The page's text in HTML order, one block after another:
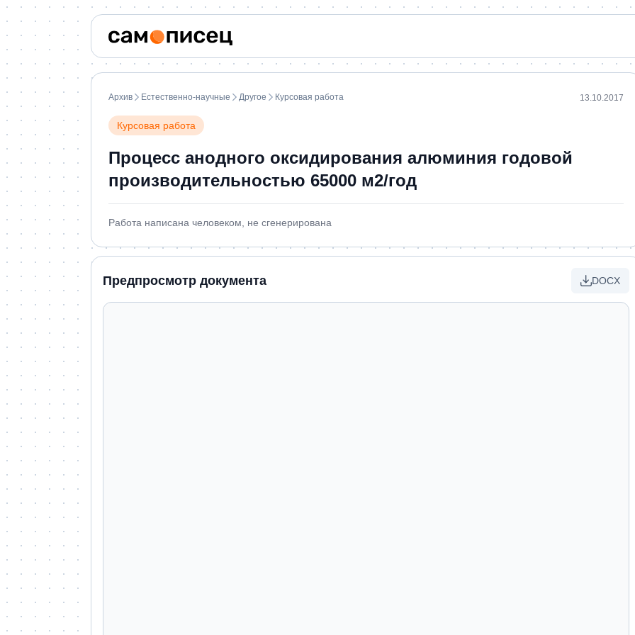
Архив Естественно-научные Другое Курсовая работа 13.10.2017
Курсовая работа
Процесс анодного оксидирования алюминия годовой
производительностью 65000 м2/год
Работа написана человеком, не сгенерирована
Предпросмотр документа DOCX